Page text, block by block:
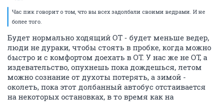
Час пик говорит о том, что вы всех задолбали своими ведрами. И не
более того.
Будет нормально ходящий ОТ - будет меньше ведер,
люди не дураки, чтобы стоять в пробке, когда можно
быстро и с комфортом доехать в ОТ. У нас же не ОТ, а
издевательство, опухнешь пока дождешься, летом
можно сознание от духоты потерять, а зимой -
околеть, пока этот долбанный автобус отстаивается
на некоторых остановках, в то время как на